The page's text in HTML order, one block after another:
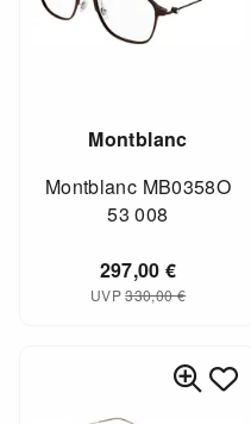
Montblanc
Montblanc MB0358O
53 008
297,00€
UVP330,00€